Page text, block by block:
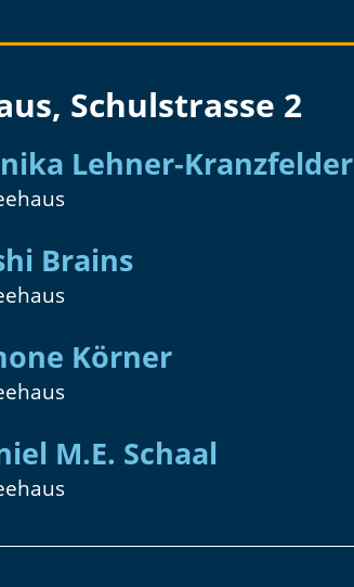
Schulstrasse 2
Lehner-Kranzfelder
Brains
Körner
M.E. Schaal